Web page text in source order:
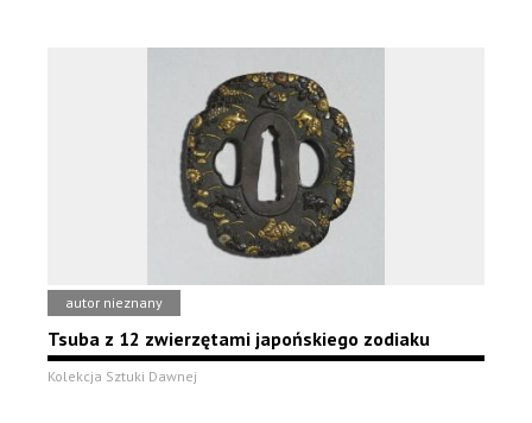
autor nieznany
Tsuba z 12 zwierzętami japońskiego zodiaku
Kolekcja Sztuki Dawnej